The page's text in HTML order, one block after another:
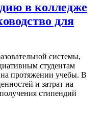
в колледже
для
системы,
студентам
протяжении учебы. В
и затрат на
стипендий